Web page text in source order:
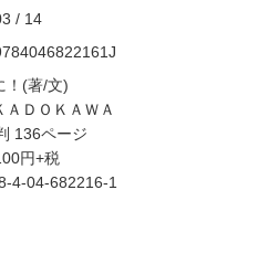
/ 14
！(著/文)
ＡＤＯＫＡＷＡ
136ページ
円+税
4-04-682216-1